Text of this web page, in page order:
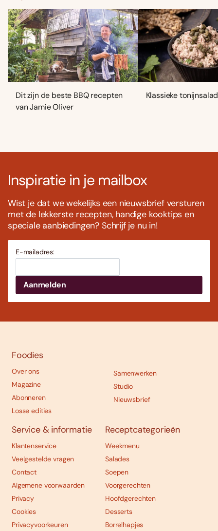
Dit zijn de beste BBQ recepten
van Jamie Oliver
Klassieke
Inspiratie in je mailbox
Wist je dat we wekelijks een nieuwsbrief versturen
met de lekkerste recepten, handige kooktips en
speciale aanbiedingen? Schrijf je nu in!
E-mailadres:
Foodies
Over ons
Magazine
Abonneren
Losse edities
Samenwerken
Studio
Nieuwsbrief
Service & informatie
Klantenservice
Veelgestelde vragen
Contact
Algemene voorwaarden
Privacy
Cookies
Privacyvoorkeuren
Receptcategorieën
Weekmenu
Salades
Soepen
Voorgerechten
Hoofdgerechten
Desserts
Borrelhapjes